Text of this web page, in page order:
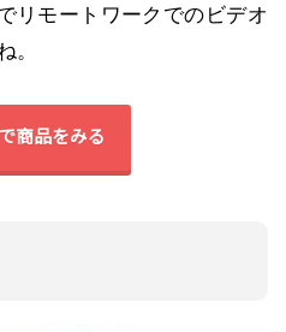
リモートワークでのビデオ
。
商品をみる